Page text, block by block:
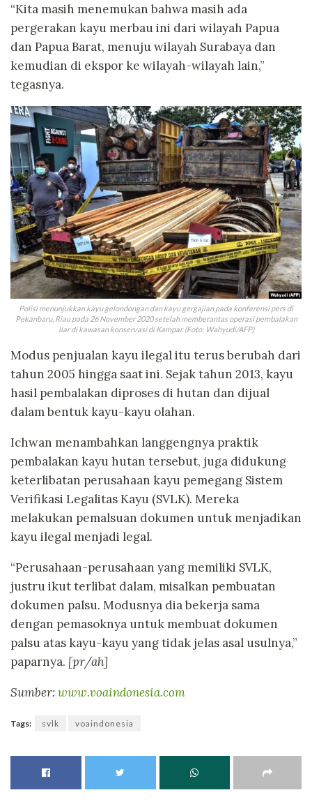
“Kita masih menemukan bahwa masih ada
pergerakan kayu merbau ini dari wilayah Papua
dan Papua Barat, menuju wilayah Surabaya dan
kemudian di ekspor ke wilayah-wilayah lain,”
tegasnya.
Polisi menunjukkan kayu gelondongan dan kayu gergajian pada konferensi pers di
Pekanbaru, Riau pada 26 November 2020 setelah memberantas operasi pembalakan
liar di kawasan konservasi di Kampar. (Foto: Wahyudi/AFP)
Modus penjualan kayu ilegal itu terus berubah dari
tahun 2005 hingga saat ini. Sejak tahun 2013, kayu
hasil pembalakan diproses di hutan dan dijual
dalam bentuk kayu-kayu olahan.
Ichwan menambahkan langgengnya praktik
pembalakan kayu hutan tersebut, juga didukung
keterlibatan perusahaan kayu pemegang Sistem
Verifikasi Legalitas Kayu (SVLK). Mereka
melakukan pemalsuan dokumen untuk menjadikan
kayu ilegal menjadi legal.
“Perusahaan-perusahaan yang memiliki SVLK,
justru ikut terlibat dalam, misalkan pembuatan
dokumen palsu. Modusnya dia bekerja sama
dengan pemasoknya untuk membuat dokumen
palsu atas kayu-kayu yang tidak jelas asal usulnya,”
paparnya. [pr/ah]
Sumber: www.voaindonesia.com
Tags: svlk voaindonesia